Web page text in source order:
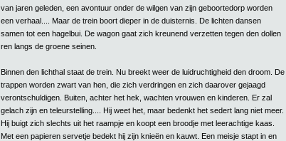
van jaren geleden, een avontuur onder de wilgen van zijn geboortedorp worden
een verhaal.... Maar de trein boort dieper in de duisternis. De lichten dansen
samen tot een hagelbui. De wagon gaat zich kreunend verzetten tegen den dollen
ren langs de groene seinen.
Binnen den lichthal staat de trein. Nu breekt weer de luidruchtigheid den droom. De
trappen worden zwart van hen, die zich verdringen en zich daarover gejaagd
verontschuldigen. Buiten, achter het hek, wachten vrouwen en kinderen. Er zal
gelach zijn en teleurstelling.... Hij weet het, maar bedenkt het sedert lang niet meer.
Hij buigt zich slechts uit het raampje en koopt een broodje met leerachtige kaas.
Met een papieren servetje bedekt hij zijn knieën en kauwt. Een meisje stapt in en